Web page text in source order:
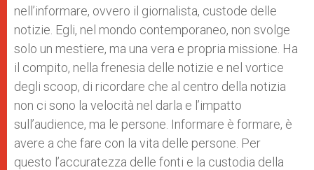
nell’informare, ovvero il giornalista, custode delle
notizie. Egli, nel mondo contemporaneo, non svolge
solo un mestiere, ma una vera e propria missione. Ha
il compito, nella frenesia delle notizie e nel vortice
degli scoop, di ricordare che al centro della notizia
non ci sono la velocità nel darla e l’impatto
sull’audience, ma le persone. Informare è formare, è
avere a che fare con la vita delle persone. Per
questo l’accuratezza delle fonti e la custodia della